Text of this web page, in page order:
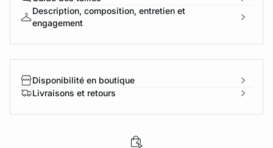
Description, composition, entretien et
engagement
Disponibilité en boutique
Livraisons et retours